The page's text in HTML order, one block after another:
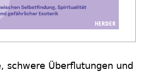
schwere Überflutungen und